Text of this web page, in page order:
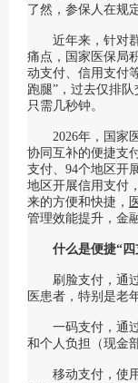
了然，参保人在规
近年来，针对群
痛点，国家医保局
动支付、信用支付
跑腿”，过去仅排
只需几秒钟。
2026年，国家医
协同互补的便捷支
支付、94个地区开
地区开展信用支付
来的方便和快捷，
管理效能提升，金
什么是便捷“四
刷脸支付，通过
医患者，特别是老
一码支付，通过
和个人负担（现金
移动支付，使用